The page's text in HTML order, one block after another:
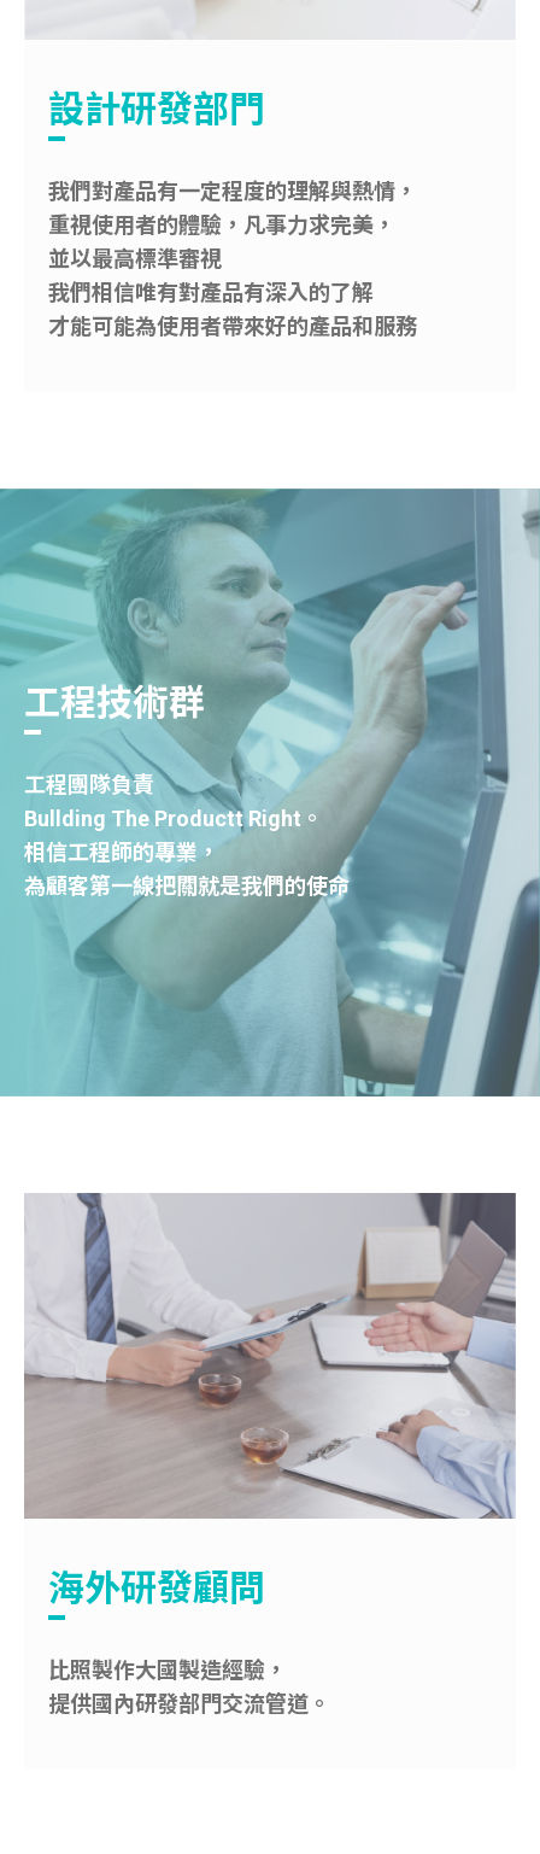
設計研發部門
我們對產品有一定程度的理解與熱情，
重視使用者的體驗，凡事力求完美，
並以最高標準審視
我們相信唯有對產品有深入的了解
才能可能為使用者帶來好的產品和服務
工程技術群
工程團隊負責
Bullding The Productt Right。
相信工程師的專業，
為顧客第一線把關就是我們的使命
海外研發顧問
比照製作大國製造經驗，
提供國內研發部門交流管道。